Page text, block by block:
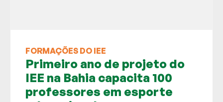
FORMAÇÕES DO IEE
Primeiro ano de projeto do
IEE na Bahia capacita 100
professores em esporte